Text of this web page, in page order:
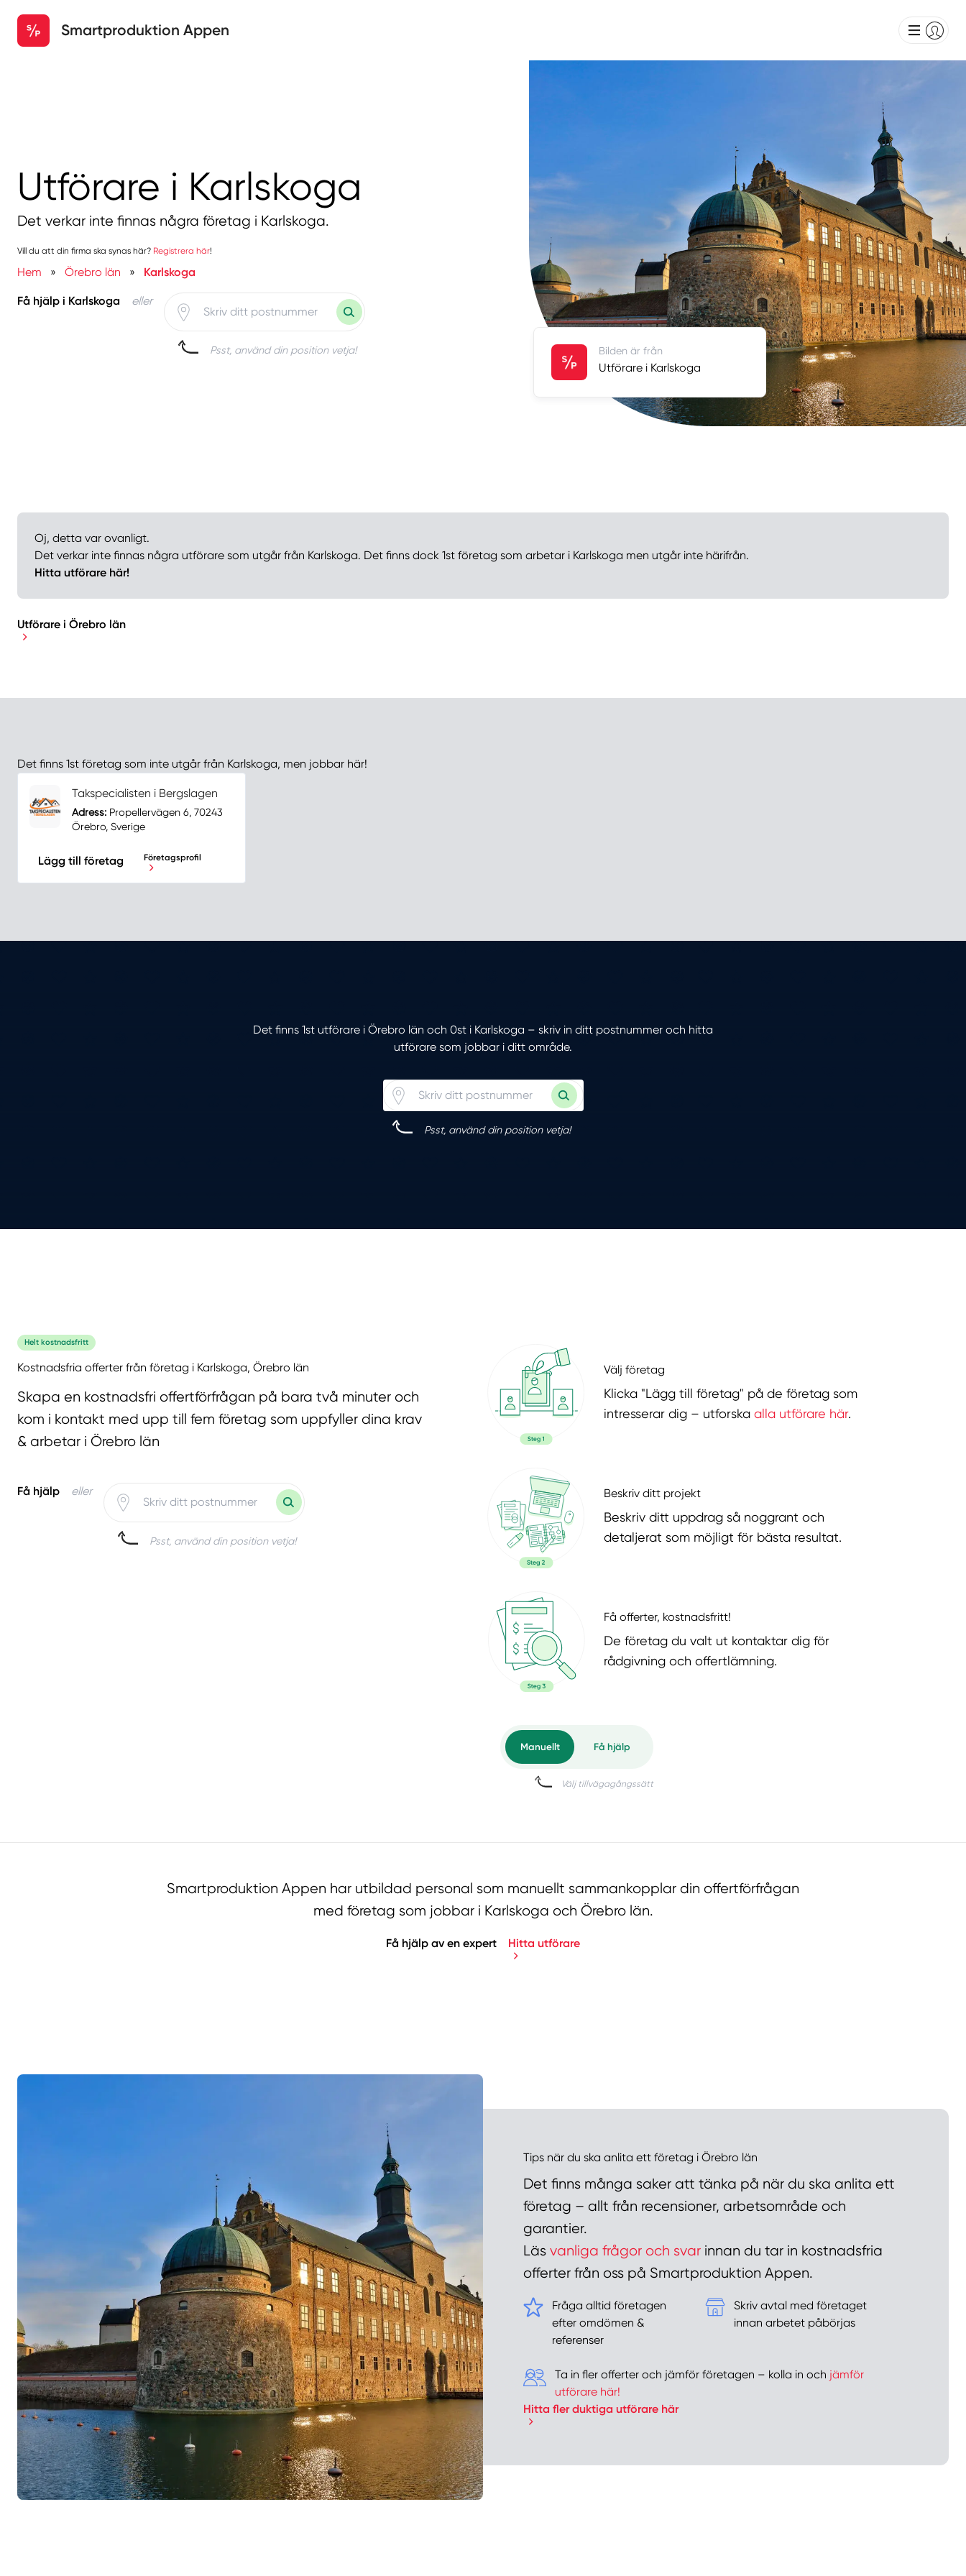
Smartproduktion Appen
Utförare i Karlskoga
Det verkar inte finnas några företag i Karlskoga.
Vill du att din firma ska synas här? Registrera här!
Hem » Örebro län » Karlskoga
Få hjälp i Karlskoga eller
Psst, använd din position vetja! Bilden är från
Utförare i Karlskoga
Oj, detta var ovanligt.
Det verkar inte finnas några utförare som utgår från Karlskoga. Det finns dock 1st företag som arbetar i Karlskoga men utgår inte härifrån.
Hitta utförare här!
Utförare i Örebro län
Det finns 1st företag som inte utgår från Karlskoga, men jobbar här!
Takspecialisten i Bergslagen
Adress:Propellervägen 6, 70243
Örebro, Sverige
Lägg till företag Företagsprofil
Det finns 1st utförare i Örebro län och 0st i Karlskoga – skriv in ditt postnummer och hitta
utförare som jobbar i ditt område.
Psst, använd din position vetja!
Helt kostnadsfritt
Kostnadsfria offerter från företag i Karlskoga, Örebro län
Skapa en kostnadsfri offertförfrågan på bara två minuter och
kom i kontakt med upp till fem företag som uppfyller dina krav
& arbetar i Örebro län
Få hjälp eller
Psst, använd din position vetja!
Välj företag
Klicka "Lägg till företag" på de företag som
intresserar dig – utforska alla utförare här.
Beskriv ditt projekt
Beskriv ditt uppdrag så noggrant och
detaljerat som möjligt för bästa resultat.
Få offerter, kostnadsfritt!
De företag du valt ut kontaktar dig för
rådgivning och offertlämning.
Smartproduktion Appen har utbildad personal som manuellt sammankopplar din offertförfrågan
med företag som jobbar i Karlskoga och Örebro län.
Få hjälp av en expert Hitta utförare
Tips när du ska anlita ett företag i Örebro län
Det finns många saker att tänka på när du ska anlita ett
företag – allt från recensioner, arbetsområde och
garantier.
Läs vanliga frågor och svar innan du tar in kostnadsfria
offerter från oss på Smartproduktion Appen.
Fråga alltid företagen
efter omdömen &
referenser
Skriv avtal med företaget
innan arbetet påbörjas
Ta in fler offerter och jämför företagen – kolla in och jämför
utförare här!
Hitta fler duktiga utförare här